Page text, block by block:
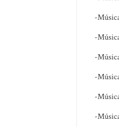
-
-
-
-
-
-